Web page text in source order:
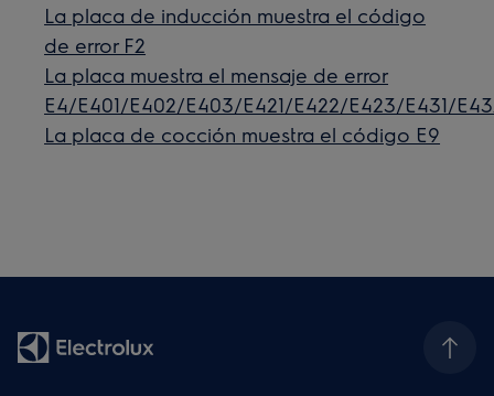
La placa de inducción muestra el código
de error F2
La placa muestra el mensaje de error
E4/E401/E402/E403/E421/E422/E423/E431/
La placa de cocción muestra el código E9